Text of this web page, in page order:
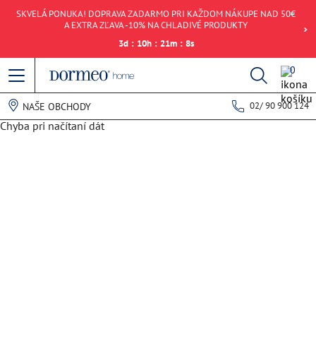
SKVELÁ PONUKA! DOPRAVA ZADARMO PRI KAŽDOM NÁKUPE NAD 50€
A EXTRA ZĽAVA -10% NA CHLADIVÉ PRODUKTY
3d : 10h : 21m : 8s
0
NAŠE OBCHODY 02/ 90 900 124
Chyba pri načítaní dát